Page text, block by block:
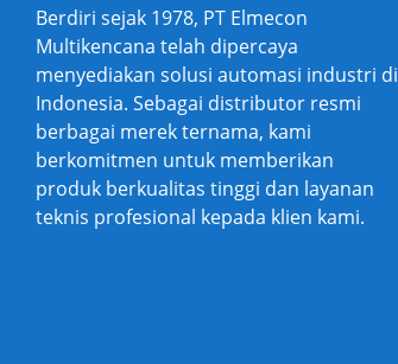
Berdiri sejak 1978, PT Elmecon
Multikencana telah dipercaya
menyediakan solusi automasi industri di
Indonesia. Sebagai distributor resmi
berbagai merek ternama, kami
berkomitmen untuk memberikan
produk berkualitas tinggi dan layanan
teknis profesional kepada klien kami.